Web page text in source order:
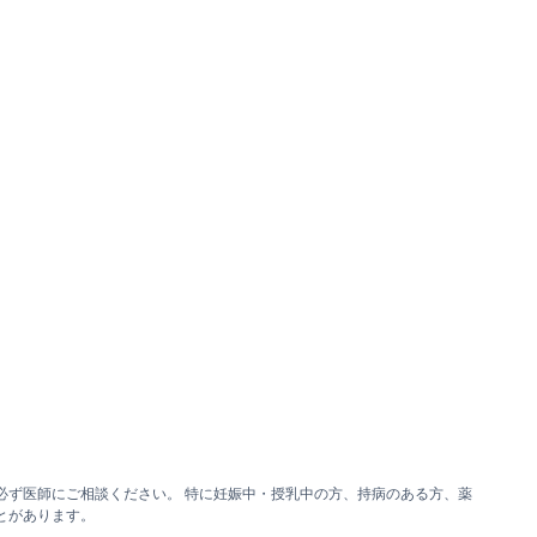
医師にご相談ください。 特に妊娠中・授乳中の方、持病のある方、薬
あります。